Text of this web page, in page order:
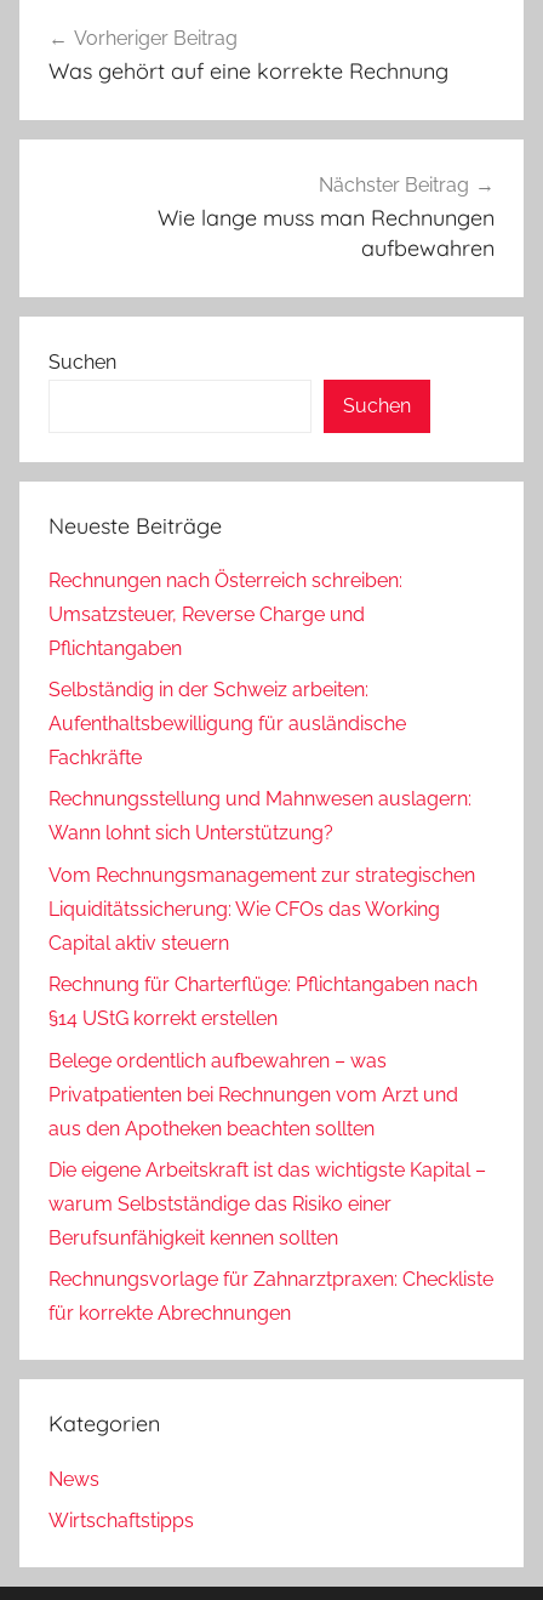
Vorheriger Beitrag
Was gehört auf eine korrekte Rechnung
Nächster Beitrag
Wie lange muss man Rechnungen
aufbewahren
Suchen
Suchen
Neueste Beiträge
Rechnungen nach Österreich schreiben:
Umsatzsteuer, Reverse Charge und
Pflichtangaben
Selbständig in der Schweiz arbeiten:
Aufenthaltsbewilligung für ausländische
Fachkräfte
Rechnungsstellung und Mahnwesen auslagern:
Wann lohnt sich Unterstützung?
Vom Rechnungsmanagement zur strategischen
Liquiditätssicherung: Wie CFOs das Working
Capital aktiv steuern
Rechnung für Charterflüge: Pflichtangaben nach
§14 UStG korrekt erstellen
Belege ordentlich aufbewahren – was
Privatpatienten bei Rechnungen vom Arzt und
aus den Apotheken beachten sollten
Die eigene Arbeitskraft ist das wichtigste Kapital –
warum Selbstständige das Risiko einer
Berufsunfähigkeit kennen sollten
Rechnungsvorlage für Zahnarztpraxen: Checkliste
für korrekte Abrechnungen
Kategorien
News
Wirtschaftstipps